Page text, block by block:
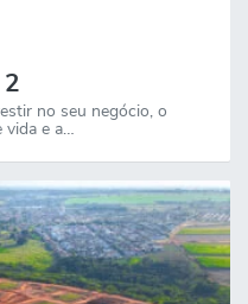
2
no seu negócio, o
e a…